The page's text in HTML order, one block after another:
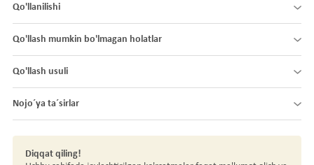
Qo'llanilishi
Qo'llash mumkin bo'lmagan holatlar
Qo'llash usuli
Nojo´ya ta´sirlar
Diqqat qiling!